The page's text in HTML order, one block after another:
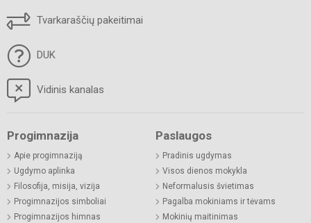
Tvarkaraščių pakeitimai
DUK
Vidinis kanalas
Progimnazija
Apie progimnaziją
Ugdymo aplinka
Filosofija, misija, vizija
Progimnazijos simboliai
Progimnazijos himnas
Paslaugos
Pradinis ugdymas
Visos dienos mokykla
Neformalusis švietimas
Pagalba mokiniams ir tėvams
Mokinių maitinimas